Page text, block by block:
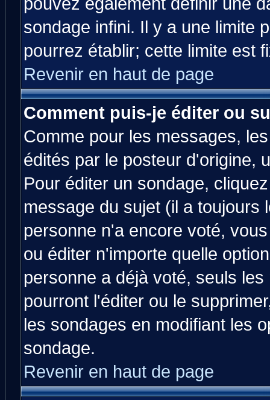
sondage infini. Il y a une limite
pourrez établir; cette limite est
Revenir en haut de page
Comment puis-je éditer ou
Comme pour les messages,
édités par le posteur d'origine,
Pour éditer un sondage,
message du sujet (il a toujours
personne n'a encore voté,
ou éditer n'importe quelle
personne a déjà voté, seuls
pourront l'éditer ou le
les sondages en modifiant les
sondage.
Revenir en haut de page